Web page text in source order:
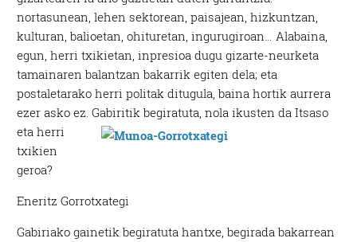
nortasunean, lehen sektorean, paisajean, hizkuntzan,
kulturan, balioetan, ohituretan, ingurugiroan… Alabaina,
egun, herri txikietan, inpresioa dugu gizarte-neurketa
tamainaren balantzan bakarrik egiten dela; eta
postaletarako herri politak ditugula, baina hortik aurrera
ezer asko ez.Gabiritik begiratuta, nola ikusten da Itsaso
eta herri
txikien
geroa?
Eneritz Gorrotxategi
Gabiriako gainetik begiratuta hantxe, begirada bakarrean